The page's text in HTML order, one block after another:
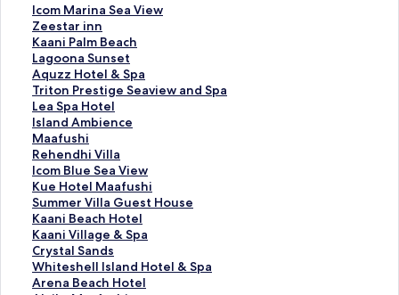
Icom Marina Sea View
I
c
o
m
M
a
r
i
n
a
S
e
a
V
i
e
w
페
Zeestar inn
Z
e
e
s
t
a
r
i
n
n
페
이
지
를
여
는
링
Kaani Palm Beach
K
a
a
n
i
P
a
l
m
B
e
a
c
h
페
이
Lagoona Sunset
L
a
g
o
o
n
a
S
u
n
s
e
t
페
이
Aquzz Hotel & Spa
A
q
u
z
z
H
o
t
e
l
&
S
p
a
Triton Prestige Seaview and Spa
T
r
i
t
o
n
P
r
e
s
t
i
g
Lea Spa Hotel
L
e
a
S
p
a
H
o
t
e
l
페
Island Ambience
I
s
l
a
n
d
A
m
b
i
e
Maafushi
M
a
a
f
u
s
h
i
페
이
Rehendhi Villa
R
e
h
e
n
d
h
i
V
Icom Blue Sea View
I
c
o
m
B
l
u
e
Kue Hotel Maafushi
K
u
e
H
o
t
e
Summer Villa Guest House
S
u
m
m
e
r
Kaani Beach Hotel
K
a
a
n
i
Kaani Village & Spa
K
a
a
n
Crystal Sands
C
r
y
Whiteshell Island Hotel & Spa
W
h
Arena Beach Hotel
A